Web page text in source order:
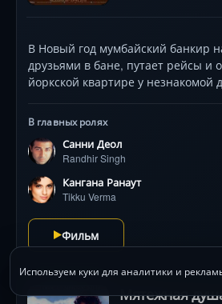
В Новый год мумбайский банкир
друзьями в бане, путает рейсы и
йоркской квартире у незнакомой
В главных ролях
Санни Деол
Randhir Singh
Кангана Ранаут
Tikku Verma
Фильм
Мятежная
Используем куки для аналитики и